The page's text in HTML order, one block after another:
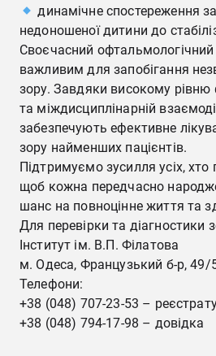
динамічне спостереження
недоношеної дитини до
Своєчасний
важливим для запобігання
зору. Завдяки високому рівню
та міждисциплінарній
забезпечують ефективне
зору найменших пацієнтів.
Підтримуємо зусилля усіх,
щоб кожна передчасно
шанс на повноцінне життя та
Для перевірки та діагностики
Інститут ім. В.П. Філатова
м. Одеса, Французький б-р, 49/
Телефони:
+38 (048) 707-23-53 –
+38 (048) 794-17-98 – довідка